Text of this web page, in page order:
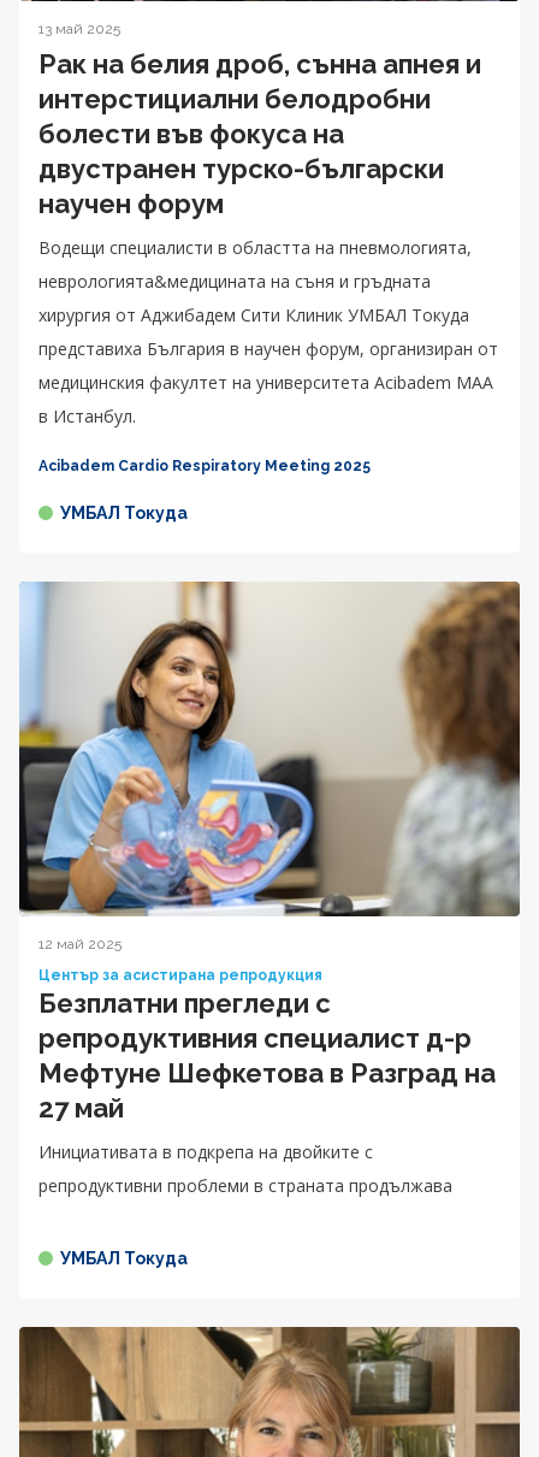
13 май 2025
Рак на белия дроб, сънна апнея и
интерстициални белодробни
болести във фокуса на
двустранен турско-български
научен форум
Водещи специалисти в областта на пневмологията,
неврологията&медицината на съня и гръдната
хирургия от Аджибадем Сити Клиник УМБАЛ Токуда
представиха България в научен форум, организиран от
медицинския факултет на университета Acibadem MAA
в Истанбул.
Acibadem Cardio Respiratory Meeting 2025
УМБАЛ Токуда
12 май 2025
Център за асистирана репродукция
Безплатни прегледи с
репродуктивния специалист д-р
Мефтуне Шефкетова в Разград на
27 май
Инициативата в подкрепа на двойките с
репродуктивни проблеми в страната продължава
УМБАЛ Токуда